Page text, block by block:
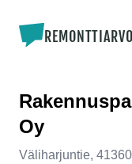
Oy
Väliharjuntie, 41360